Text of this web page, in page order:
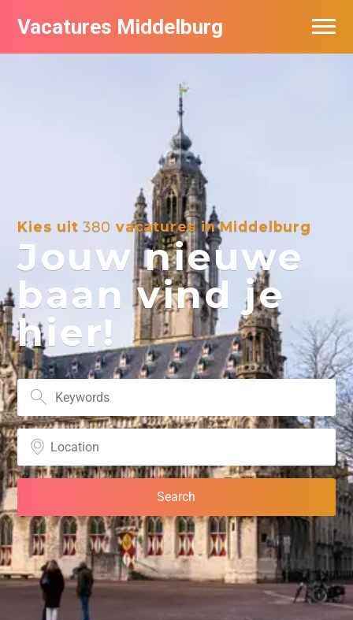
Vacatures Middelburg
Kies uit380 vacatures in Middelburg
Jouw nieuwe
baan vind je
hier!
Vacatures per bedrijf